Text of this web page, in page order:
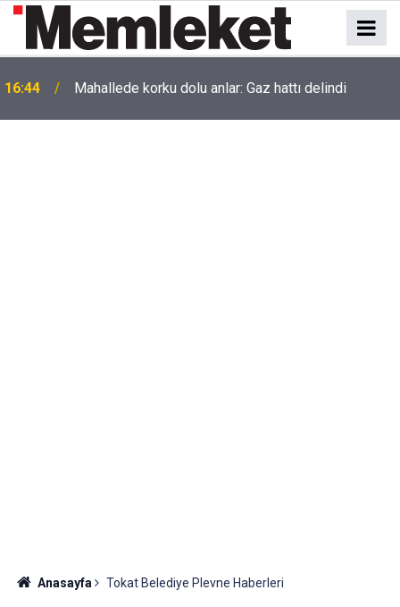
16:44 Mahallede korku dolu anlar: Gaz hattı delindi
Anasayfa Tokat Belediye Plevne Haberleri